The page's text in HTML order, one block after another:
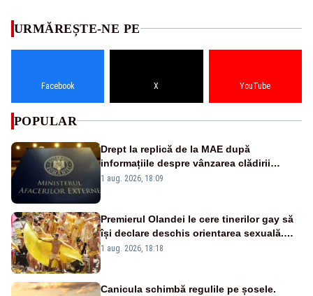
URMĂREȘTE-NE PE
Facebook X YouTube
POPULAR
Drept la replică de la MAE după
informațiile despre vânzarea clădirii
statului român din Manhattan
1 aug. 2026, 18:09
Premierul Olandei le cere tinerilor gay să
își declare deschis orientarea sexuală.
Apel făcut la Amsterdam Pride
1 aug. 2026, 18:18
Canicula schimbă regulile pe șosele.